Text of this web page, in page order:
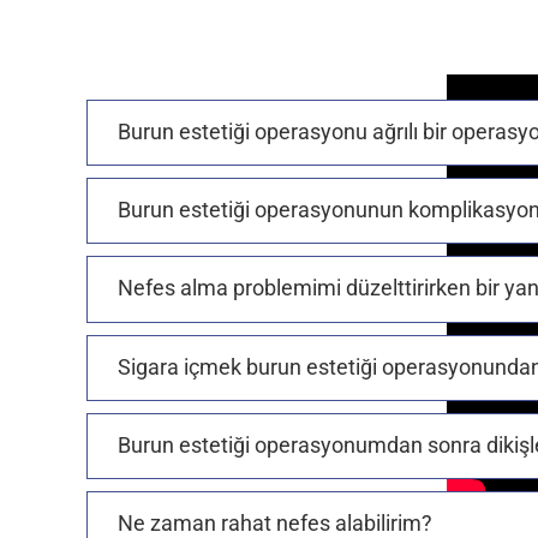
Burun estetiği operasyonu ağrılı bir
Burun estetiği operasyonunun
Nefes alma problemimi düzelttirirken bir
Sigara içmek burun estetiği
Burun estetiği operasyonumdan sonra
Ne zaman rahat nefes alabilirim?